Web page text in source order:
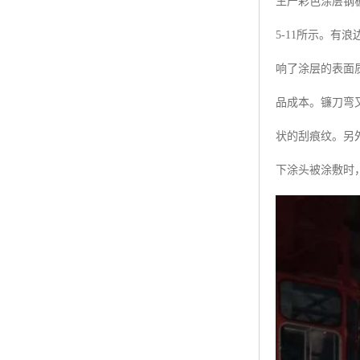
5-11所示。有浪
响了涂层的表面
品成本。镰刀弯
状的刮痕纹。另
下涂头被涂敷时